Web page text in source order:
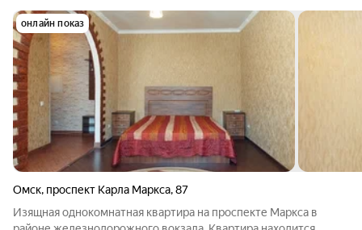
онлайн показ
Омск, проспект Карла Маркса,87
Изящная однокомнатная квартира на проспекте Маркса в